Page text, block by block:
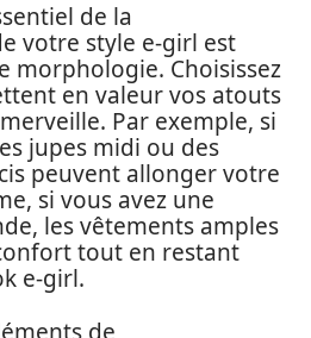
de la
votre style e-girl est
morphologie. Choisissez
en valeur vos atouts
Par exemple, si
jupes midi ou des
peuvent allonger votre
si vous avez une
les vêtements amples
tout en restant
e-girl.